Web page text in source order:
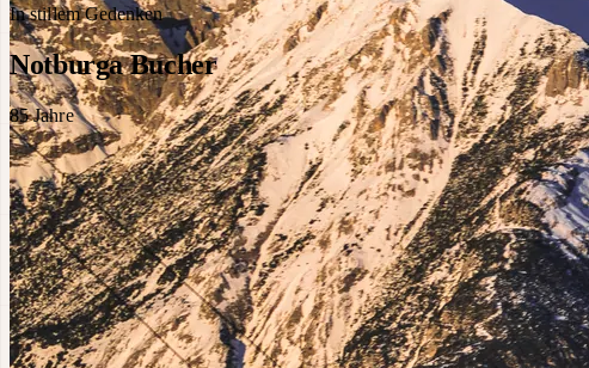
In stillem Gedenken
Notburga Bucher
85Jahre